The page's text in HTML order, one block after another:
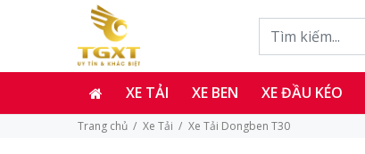
XE TẢI XE BEN XE ĐẦU KÉO
Trang chủ Xe Tải Xe Tải Dongben T30